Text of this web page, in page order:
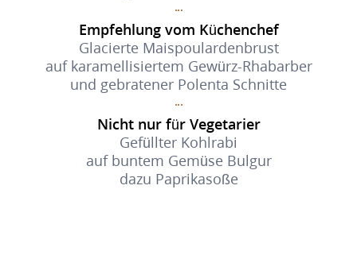
Empfehlung vom Küchenchef
Glacierte Maispoulardenbrust
auf karamellisiertem Gewürz-Rhabarber
und gebratener Polenta Schnitte
Nicht nur für Vegetarier
Gefüllter Kohlrabi
auf buntem Gemüse Bulgur
dazu Paprikasoße